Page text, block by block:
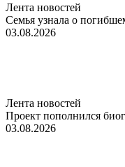
Лента новостей
Семья узнала о
03.08.2026
Лента новостей
Проект пополнился
03.08.2026